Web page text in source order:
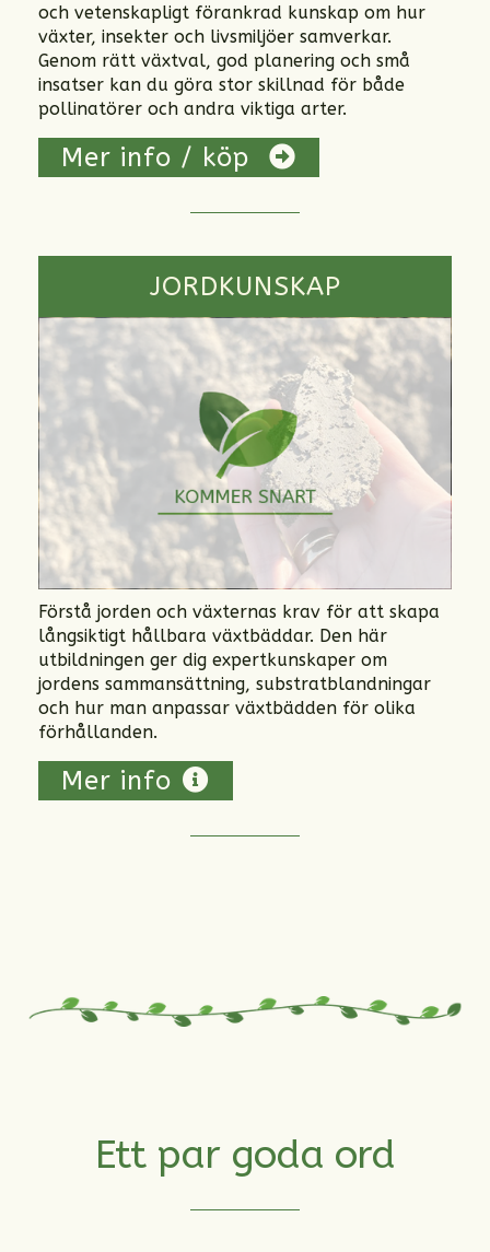
och vetenskapligt förankrad kunskap om hur
växter, insekter och livsmiljöer samverkar.
Genom rätt växtval, god planering och små
insatser kan du göra stor skillnad för både
pollinatörer och andra viktiga arter.
Mer info / köp
JORDKUNSKAP
Förstå jorden och växternas krav för att skapa
långsiktigt hållbara växtbäddar. Den här
utbildningen ger dig expertkunskaper om
jordens sammansättning, substratblandningar
och hur man anpassar växtbädden för olika
förhållanden.
Mer info
Ett par goda ord